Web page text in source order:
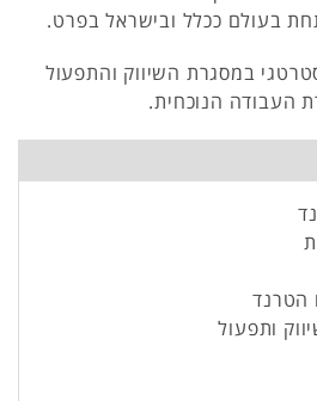
בעולם ככלל ובישראל בפרט.
במסגרת השיווק והתפעול
העבודה הנוכחית.